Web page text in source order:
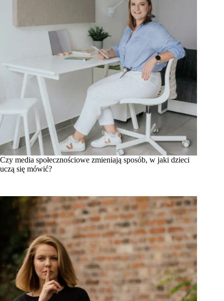
Czy media społecznościowe zmieniają sposób, w jaki dzieci
uczą się mówić?